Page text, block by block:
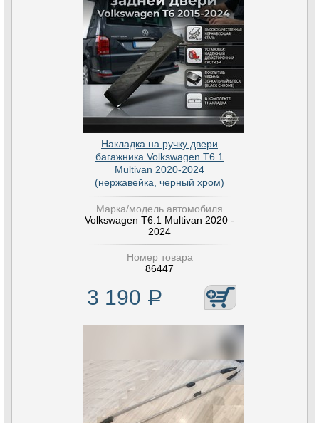
Накладка на ручку двери
багажника Volkswagen T6.1
Multivan 2020-2024
(нержавейка, черный хром)
Марка/модель автомобиля
Volkswagen T6.1 Multivan 2020 -
2024
Номер товара
86447
3 190 Р